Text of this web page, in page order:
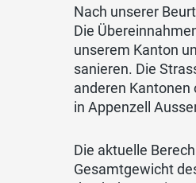
Nach unserer
Die
unserem Kanton
sanieren. Die
anderen
in Appenzell
Die aktuelle
Gesamtgewicht